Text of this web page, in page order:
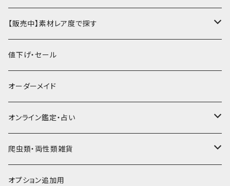
パスケース・定期入れ
ミニチュア
雑貨
キーケース・キーホルダー
キーケース
キーホルダー
その他革小物
コンドームケース
チュッパチャップスホルダー
タロットカードケース
もむのふの爬虫類グッズ屋さん
お名前カード
レギュラー名刺入れ
パスケース
切符・回数券ケース
財布・小銭入れ
ミニ財布
二つ折り・ハーフ財布
キーケース・キーホルダー
キーケース
キーホルダー
その他ケース
ペンケース
ようかんホルダー
ミニチュア・雑貨
ミニチュアブーツ
ミニチュアキャスケット
その他革小物
ソフトレザーポーチ
パッチワーク・つぎはぎ
牛ヌメ
その他牛革
豚革
豚ヌメ
豚スエード
ヤギ革
ヤギヌメ
その他ヤギ革
羊革
馬革
馬ヌメ
コードバン
バッファロー革
駱駝革
ナチュラル（染色なし）
白系
黒系
茶系
こげ茶系
赤系
【販売中】素材レア度で探す
★★☆☆☆☆ 流通数、人気あり
★★★☆☆☆ 流通数少ない
★★★★☆☆ 希少素材、高価
★★★★★☆ かなりレア素材、高価！
★★★★★★ 最高ランク激レア高額素材！
値下げ・セール
オーダーメイド
オンライン鑑定・占い
タロット占い
ルーン占い
爬虫類・両性類雑貨
アイテムジャンルから探す
オプション追加用